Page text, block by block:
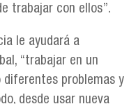
trabajar con ellos”.
le ayudará a
“trabajar en un
problemas y
desde usar nueva